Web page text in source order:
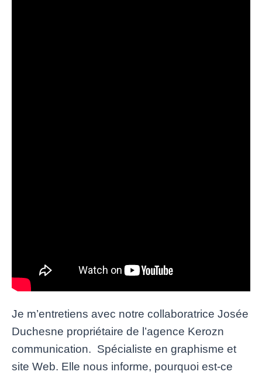
Je m’entretiens avec notre collaboratrice Josée
Duchesne propriétaire de l’agence Kerozn
communication. Spécialiste en graphisme et
site Web. Elle nous informe, pourquoi est-ce